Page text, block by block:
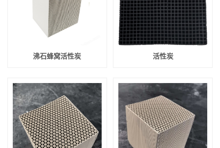
沸石蜂窝活性炭 活性炭